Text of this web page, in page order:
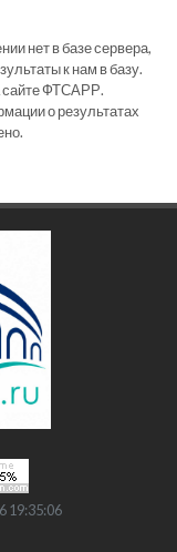
нет в базе сервера,
к нам в базу.
сайте ФТСАРР.
о результатах
19:35:06